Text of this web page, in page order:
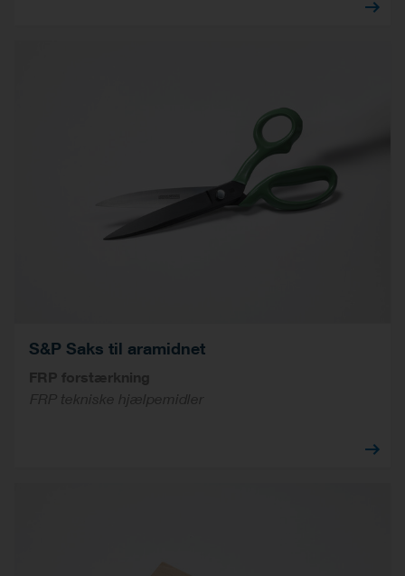
S&P Saks til aramidnet
FRP forstærkning
FRP tekniske hjælpemidler